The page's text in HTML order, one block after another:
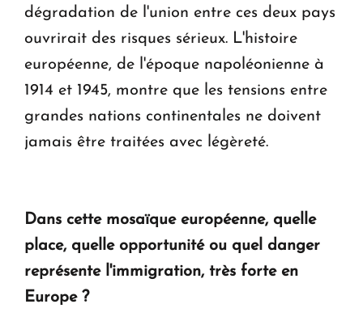
dégradation de l'union entre ces deux pays
ouvrirait des risques sérieux. L'histoire
européenne, de l'époque napoléonienne à
1914 et 1945, montre que les tensions entre
grandes nations continentales ne doivent
jamais être traitées avec légèreté.
Dans cette mosaïque européenne, quelle
place, quelle opportunité ou quel danger
représente l'immigration, très forte en
Europe ?